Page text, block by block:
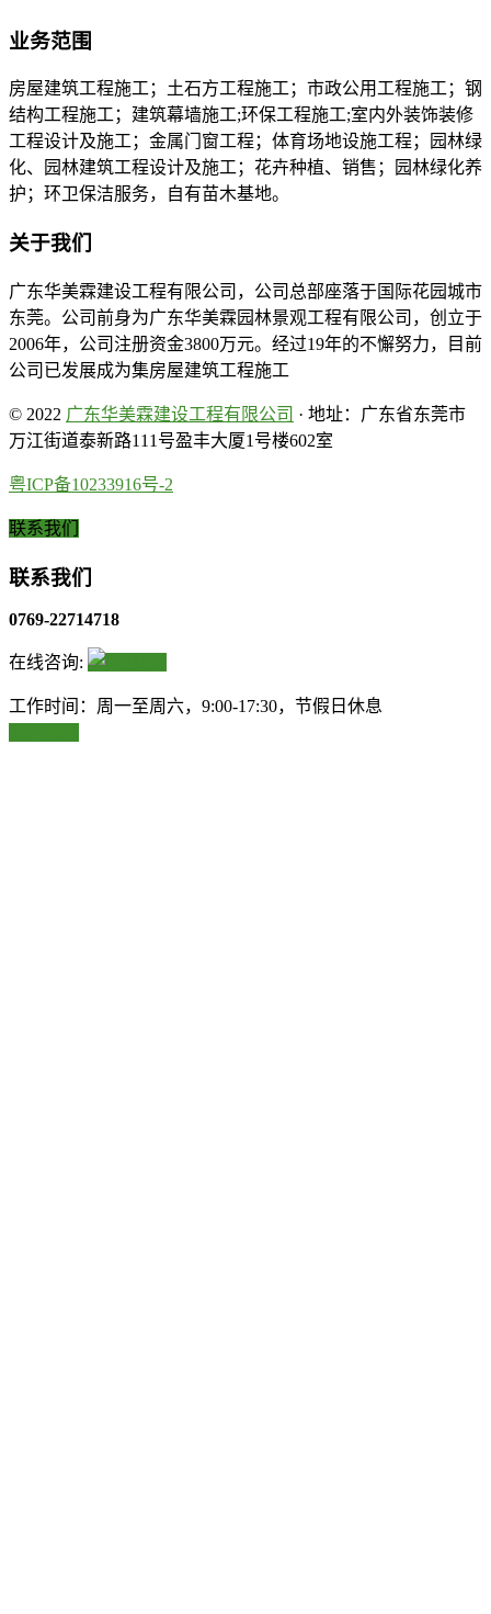
业务范围
房屋建筑工程施工；土石方工程施工；市政公用工程施工；钢
结构工程施工；建筑幕墙施工;环保工程施工;室内外装饰装修
工程设计及施工；金属门窗工程；体育场地设施工程；园林绿
化、园林建筑工程设计及施工；花卉种植、销售；园林绿化养
护；环卫保洁服务，自有苗木基地。
关于我们
广东华美霖建设工程有限公司，公司总部座落于国际花园城市
东莞。公司前身为广东华美霖园林景观工程有限公司，创立于
2006年，公司注册资金3800万元。经过19年的不懈努力，目前
公司已发展成为集房屋建筑工程施工
© 2022 广东华美霖建设工程有限公司 · 地址：广东省东莞市
万江街道泰新路111号盈丰大厦1号楼602室
粤ICP备10233916号-2
联系我们
联系我们
0769-22714718
在线咨询:
工作时间：周一至周六，9:00-17:30，节假日休息